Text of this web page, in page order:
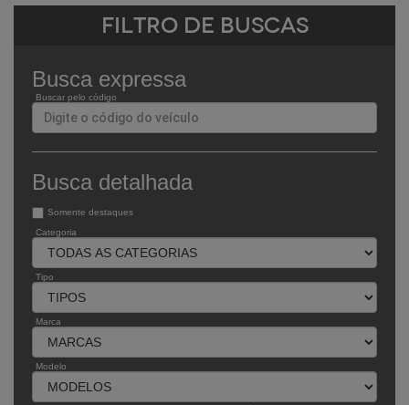
Filtro de Buscas
Busca expressa
Buscar pelo código
Busca detalhada
Somente destaques
Categoria
Tipo
Marca
Modelo